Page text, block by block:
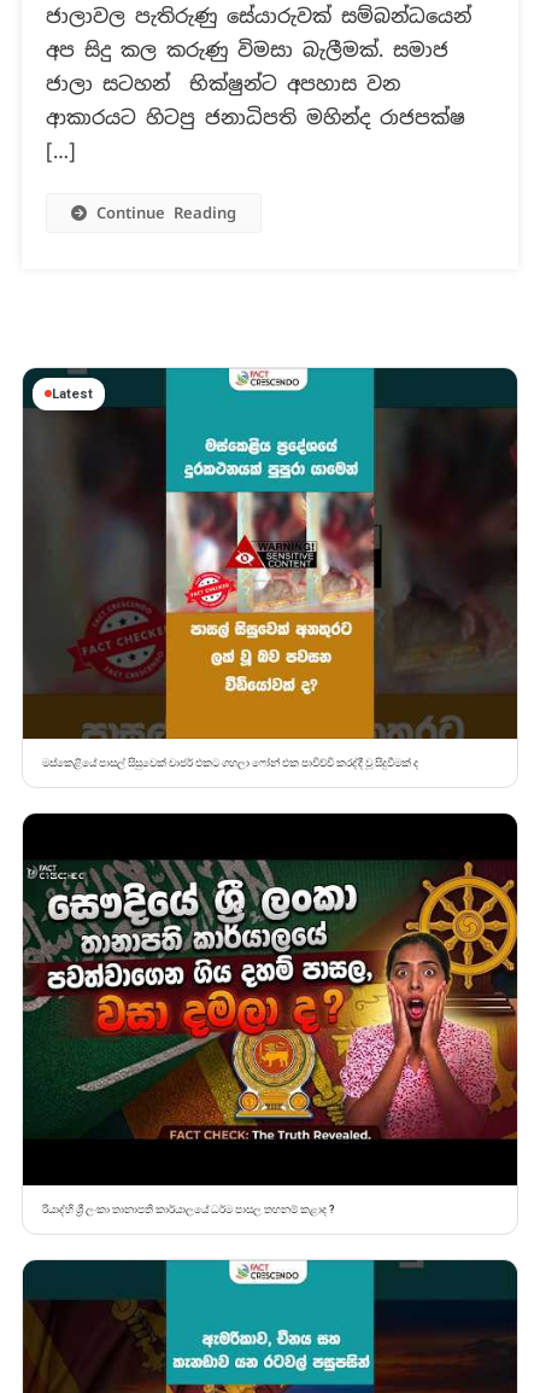
ඡායාරූපයේ
ඇත්ත
කතාව!
(PHOTO)
ජාලාවල පැතිරුණු සේයාරුවක් සම්බන්ධයෙන්
අප සිදු කල කරුණු විමසා බැලීමක්. සමාජ
ජාලා සටහන් භික්ෂුන්ට අපහාස වන
ආකාරයට හිටපු ජනාධිපති මහින්ද රාජපක්ෂ
[…]
Continue Reading
Latest
මස්කෙළියේ පාසල් සිසුවෙක් චාජර් එකට ගහලා ෆෝන් එක පාවිච්චි කරද්දී වූ සිදුවීමක් ද
රියාද්හි ශ්‍රී ලංකා තානාපති කාර්යාලයේ ධර්ම පාසල තහනම් කළාද ?